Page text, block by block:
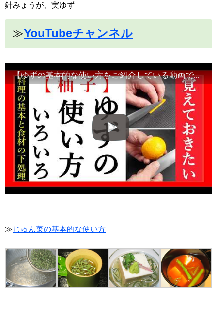
針みょうが、実ゆず
≫YouTubeチャンネル
【ゆずの基本的な使い方をご紹介している動画です】食材の切り方、使い方など！Japanese food・decorative cut#和食レシピ日本料理案内所
≫ じゅん菜の基本的な使い方